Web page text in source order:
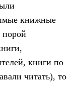
книжные
порой
книги по
читать), то